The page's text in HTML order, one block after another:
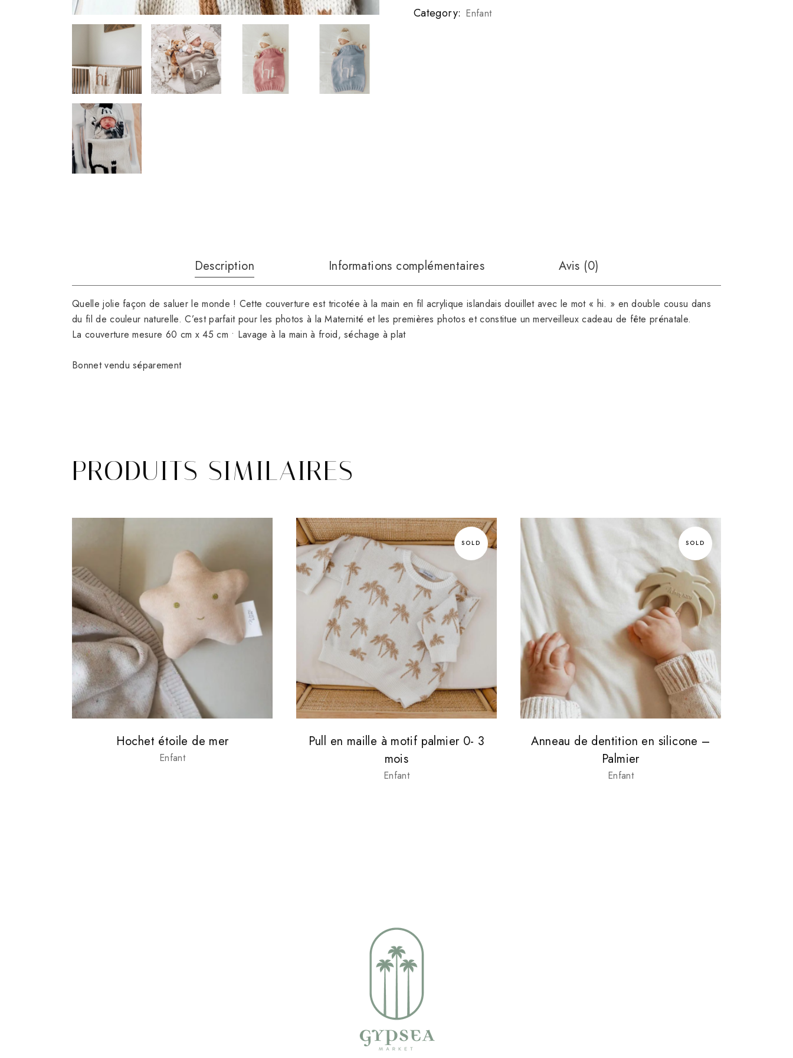
Category: Enfant
Description Informations complémentaires Avis (0)
Quelle jolie façon de saluer le monde ! Cette couverture est tricotée à la main en fil acrylique islandais douillet avec le mot « hi. » en double cousu dans
du fil de couleur naturelle. C’est parfait pour les photos à la Maternité et les premières photos et constitue un merveilleux cadeau de fête prénatale.
La couverture mesure 60 cm x 45 cm • Lavage à la main à froid, séchage à plat
Bonnet vendu séparement
PRODUITS SIMILAIRES
Enfant
Hochet étoile de mer
SOLD
Enfant
Pull en maille à motif palmier 0- 3
mois
SOLD
Enfant
Anneau de dentition en silicone –
Palmier